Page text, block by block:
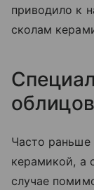
приводило к
сколам
Часто раньше
керамикой, а
случае